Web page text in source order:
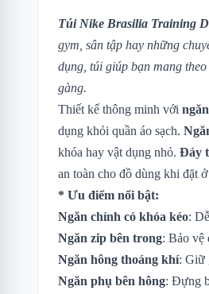
Túi Nike Brasilia Training
gym, sân tập hay những
dụng, túi giúp bạn mang
gàng.
Thiết kế thông minh với
dụng khỏi quần áo sạch.
khóa hay vật dụng nhỏ. Đáy
an toàn cho đồ dùng khi đặt
* Ưu điểm nổi bật:
Ngăn chính có khóa kéo:
Ngăn zip bên trong: Bảo vệ
Ngăn hông thoáng khí: Giữ
Ngăn phụ bên hông: Đựng